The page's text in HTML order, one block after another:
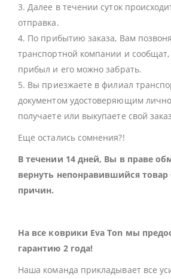
3. Далее в течении суток
отправка.
4. По прибытию заказа, Вам
транспортной компании и сообщат,
прибыл и его можно забрать.
5. Вы приезжаете в филиал
документом удостоверяющим
получаете или выкупаете свой
Еще остались сомнения?!
В течении 14 дней, Вы в праве
вернуть непонравившийся товар
причин.
На все коврики Eva Ton мы
гарантию 2 года!
Наша команда прикладывает все